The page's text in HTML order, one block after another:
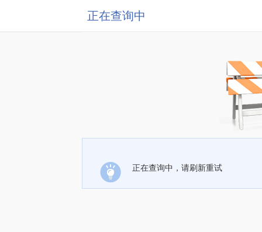
正在查询中
正在查询中，请刷新重试